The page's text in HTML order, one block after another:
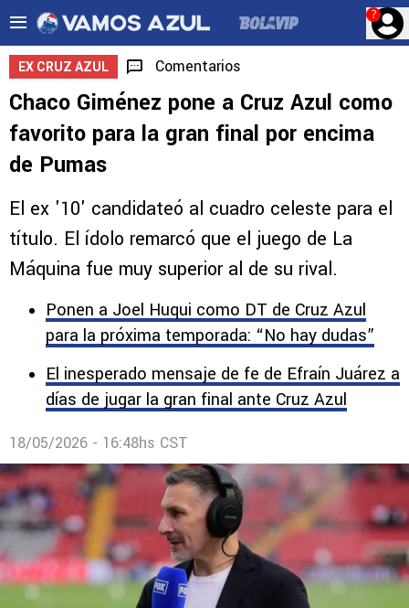
?
EX CRUZ AZUL Comentarios
Chaco Giménez pone a Cruz Azul como
favorito para la gran final por encima
de Pumas
El ex '10' candidateó al cuadro celeste para el
título. El ídolo remarcó que el juego de La
Máquina fue muy superior al de su rival.
Ponen a Joel Huqui como DT de Cruz Azul
para la próxima temporada: “No hay dudas”
El inesperado mensaje de fe de Efraín Juárez a
días de jugar la gran final ante Cruz Azul
18/05/2026 - 16:48hs CST